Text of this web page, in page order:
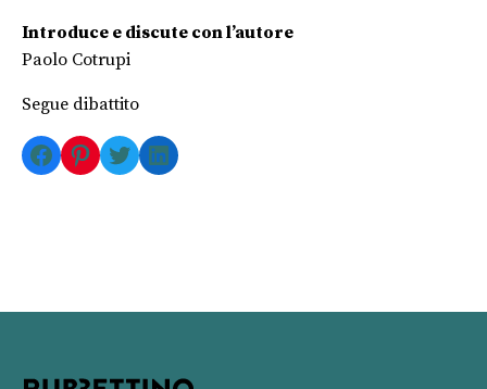
Introduce e discute con l’autore
Paolo Cotrupi
Segue dibattito
Facebook
Pinterest
TwitterLinkedIn